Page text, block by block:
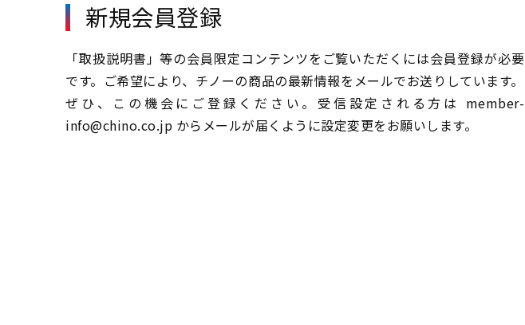
新規会員登録
「取扱説明書」等の会員限定コンテンツをご覧いただくには会員登録が必要
です。ご希望により、チノーの商品の最新情報をメールでお送りしています。
ぜひ、この機会にご登録ください。受信設定される方は member-
info@chino.co.jp からメールが届くように設定変更をお願いします。